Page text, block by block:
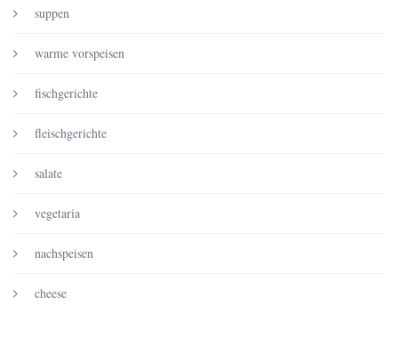
suppen
warme vorspeisen
fischgerichte
fleischgerichte
salate
vegetaria
nachspeisen
cheese